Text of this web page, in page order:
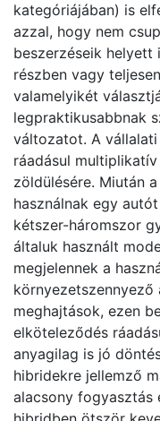
kategóriájában) is
azzal, hogy nem
beszerzéseik helyett
részben vagy
valamelyikét
legpraktikusabbnak
változatot. A
ráadásul
zöldülésére. Miután
használnak egy
kétszer-háromszor
általuk használt
megjelennek a
meghajtások, ezen
elköteleződés
anyagilag is jó
hibridekre jellemző
alacsony fogyasztás